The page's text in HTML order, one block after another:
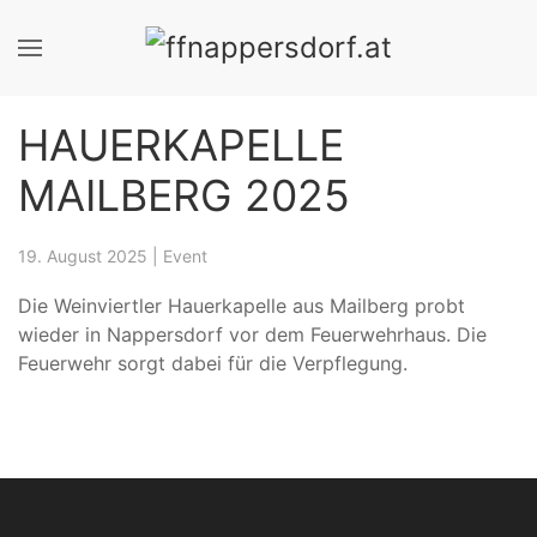
HAUERKAPELLE
MAILBERG 2025
19. August 2025 Event
Die Weinviertler Hauerkapelle aus Mailberg probt
wieder in Nappersdorf vor dem Feuerwehrhaus. Die
Feuerwehr sorgt dabei für die Verpflegung.